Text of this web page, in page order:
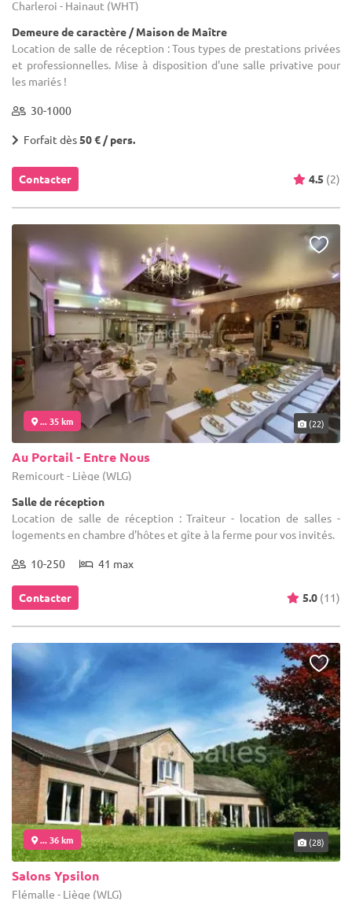
Charleroi - Hainaut (WHT)
Demeure de caractère / Maison de Maître
Location de salle de réception : Tous types de prestations privées
et professionnelles. Mise à disposition d'une salle privative pour
les mariés !
30-1000
Forfait dès50 € / pers.
Contacter 4.5 (2)
... 35 km (22)
Au Portail - Entre Nous
Remicourt - Liège (WLG)
Salle de réception
Location de salle de réception : Traiteur - location de salles -
logements en chambre d'hôtes et gîte à la ferme pour vos invités.
10-250 41 max
Contacter 5.0 (11)
... 36 km (28)
Salons Ypsilon
Flémalle - Liège (WLG)